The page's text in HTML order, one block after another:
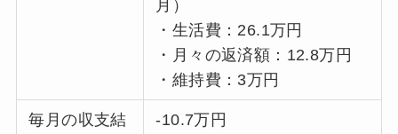
月）
・生活費：26.1万円
・月々の返済額：12.8万円
・維持費：3万円
毎月の収支結
-10.7万円